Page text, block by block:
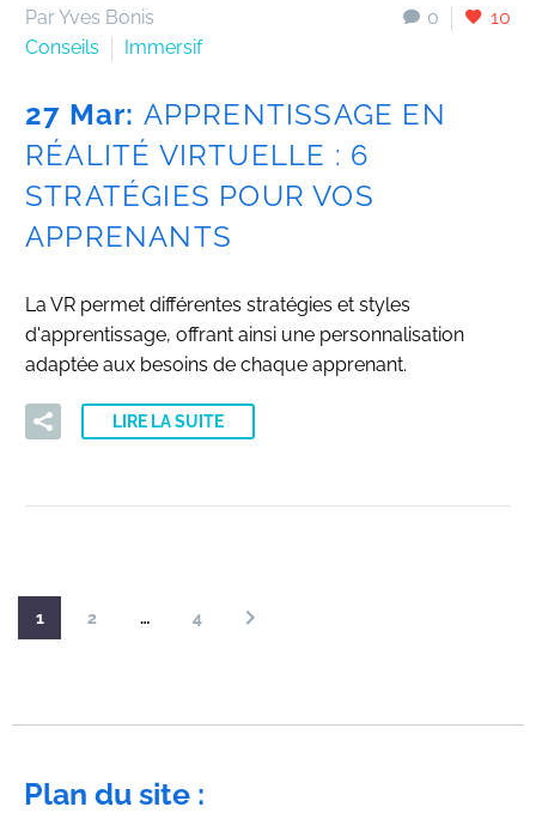
0 10
Par Yves Bonis
Conseils
Immersif
27 Mar: APPRENTISSAGE EN
RÉALITÉ VIRTUELLE : 6
STRATÉGIES POUR VOS
APPRENANTS
La VR permet différentes stratégies et styles
d'apprentissage, offrant ainsi une personnalisation
adaptée aux besoins de chaque apprenant.
LIRE LA SUITE
1 2 … 4
Plan du site :